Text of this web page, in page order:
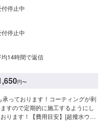
付停止中
付停止中
均14時間で返信
円〜
っております！コーティングが剥
すので定期的に施工するようにし
ります！【費用目安】[超撥水ウィ